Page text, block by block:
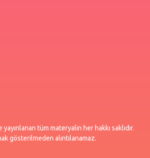
tüm materyalin her hakkı saklıdır.
gösterilmeden alıntılanamaz.